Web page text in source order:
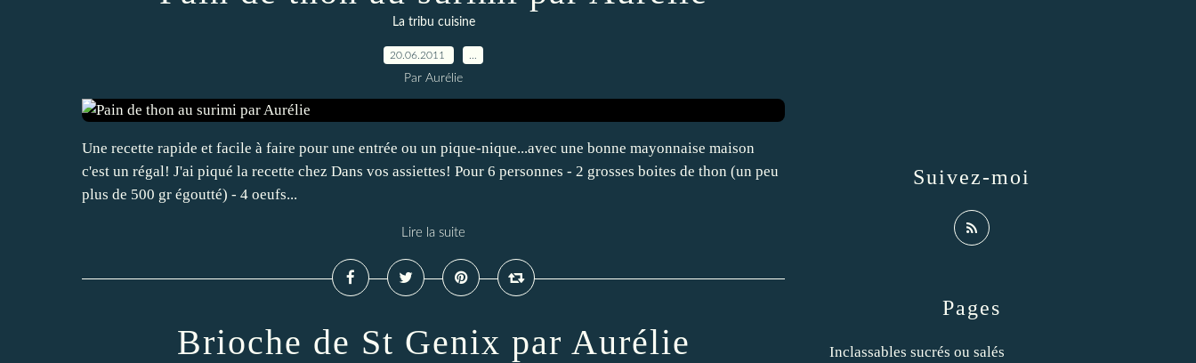
La tribu cuisine
20.06.2011
Par Aurélie
Une recette rapide et facile à faire pour une entrée ou un pique-nique...avec une bonne mayonnaise maison
c'est un régal! J'ai piqué la recette chez Dans vos assiettes! Pour 6 personnes - 2 grosses boites de thon (un peu
plus de 500 gr égoutté) - 4 oeufs...
Lire la suite
Brioche de St Genix par Aurélie
Pages
Inclassables sucrés ou salés
Suivez-moi